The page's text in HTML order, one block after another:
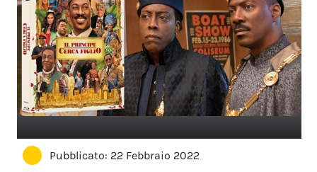
Pubblicato: 22 Febbraio 2022